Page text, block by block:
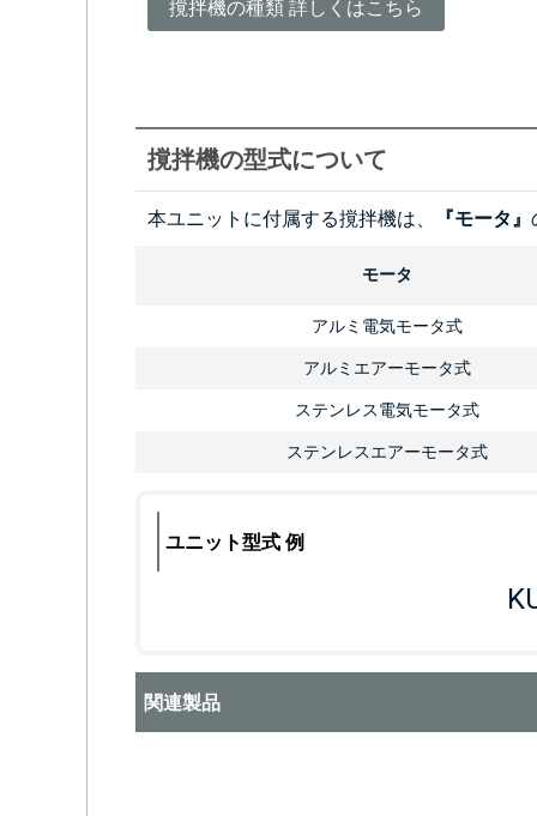
撹拌機の種類 詳しくはこちら
撹拌機の型式について
本ユニットに付属する撹拌機は、 『モータ』
モータ
アルミ電気モータ式
アルミエアーモータ式
ステンレス電気モータ式
ステンレスエアーモータ式
ユニット型式 例
関連製品